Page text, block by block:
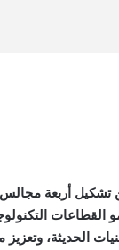
تشكيل أربعة
القطاعات
الحديثة،